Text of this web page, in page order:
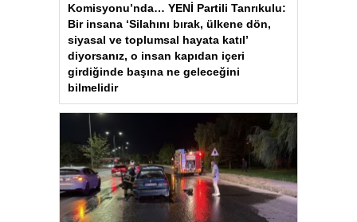
Komisyonu’nda… YENİ Partili Tanrıkulu:
Bir insana ‘Silahını bırak, ülkene dön,
siyasal ve toplumsal hayata katıl’
diyorsanız, o insan kapıdan içeri
girdiğinde başına ne geleceğini
bilmelidir